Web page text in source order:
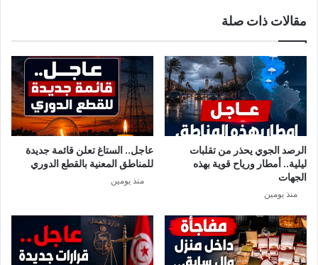
مقالات ذات صلة
الرصد الجوي يحذر من تقلبات
ليلية.. أمطار ورياح قوية بهذه
الجهات
منذ يومين
عاجل.. الستاغ تعلن قائمة جديدة
للمناطق المعنية بالقطع الدوري
منذ يومين